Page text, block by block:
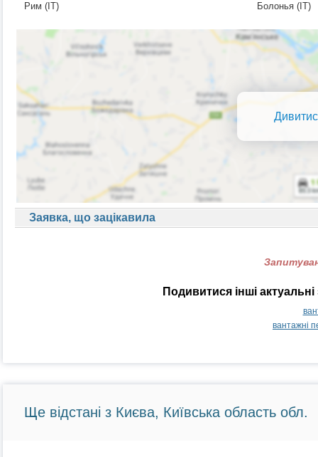
Рим (IT) Болонья (IT)
Заявка, що зацікавила
Подивитися інші
вантажні
Ще відстані з Києва, Київська область обл.